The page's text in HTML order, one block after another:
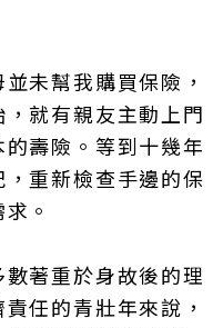
未幫我購買保險，
就有親友主動上門
壽險。等到十幾年
重新檢查手邊的保
。
著重於身故後的理
任的青壯年來說，